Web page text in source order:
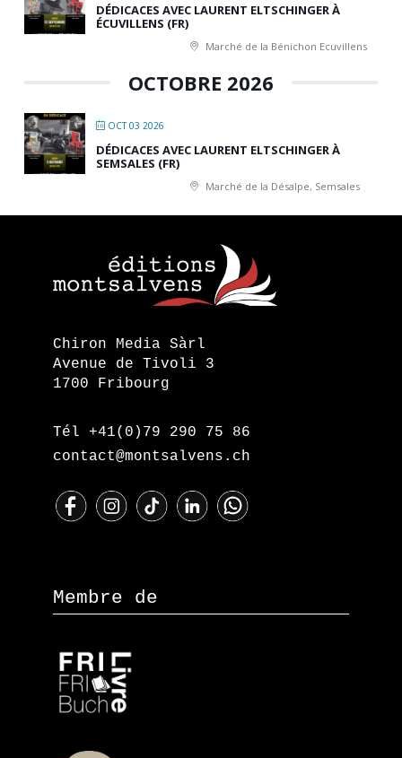
DÉDICACES AVEC LAURENT ELTSCHINGER À
ÉCUVILLENS (FR)
Marché de la Bénichon Ecuvillens
OCTOBRE 2026
OCT 03 2026
DÉDICACES AVEC LAURENT ELTSCHINGER À
SEMSALES (FR)
Marché de la Désalpe, Semsales
Chiron Media Sàrl
Avenue de Tivoli 3
1700 Fribourg
Tél +41(0)79 290 75 86
contact@montsalvens.ch
Membre de